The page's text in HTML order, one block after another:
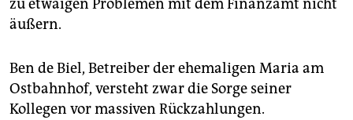
zu etwaigen Problemen mit dem Finanzamt nicht
äußern.
Ben de Biel, Betreiber der ehemaligen Maria am
Ostbahnhof, versteht zwar die Sorge seiner
Kollegen vor massiven Rückzahlungen.